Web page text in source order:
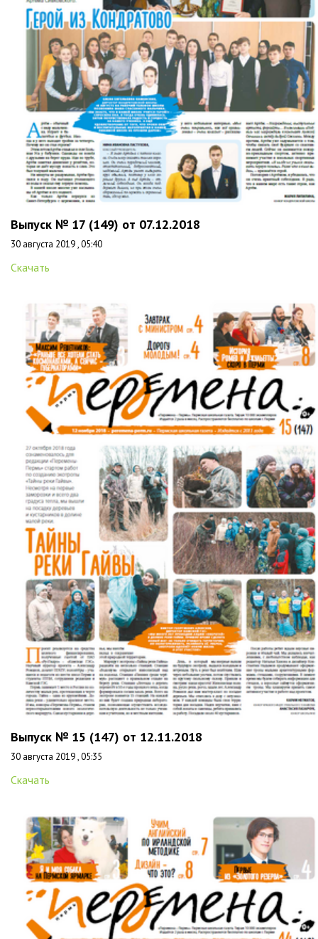
Выпуск № 17 (149) от 07.12.2018
30 августа 2019 , 05:40
Скачать
Выпуск № 15 (147) от 12.11.2018
30 августа 2019 , 05:35
Скачать